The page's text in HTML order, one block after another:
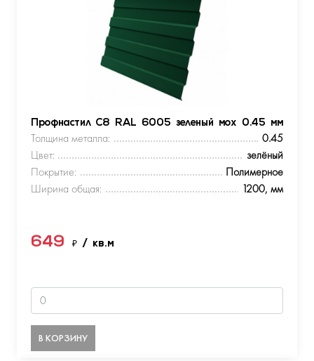
Профнастил С8 RAL 6005 зеленый мох 0.45 мм
Толщина металла:
0.45
Цвет:
зелёный
Покрытие:
Полимерное
Ширина общая:
1200, мм
649 ₽ / кв.м
В КОРЗИНУ